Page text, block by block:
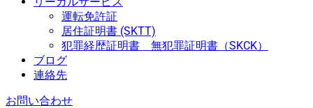
運転免許証
居住証明書 (SKTT)
犯罪経歴証明書 無犯罪証明書（SKCK）
ブログ
連絡先
お問い合わせ